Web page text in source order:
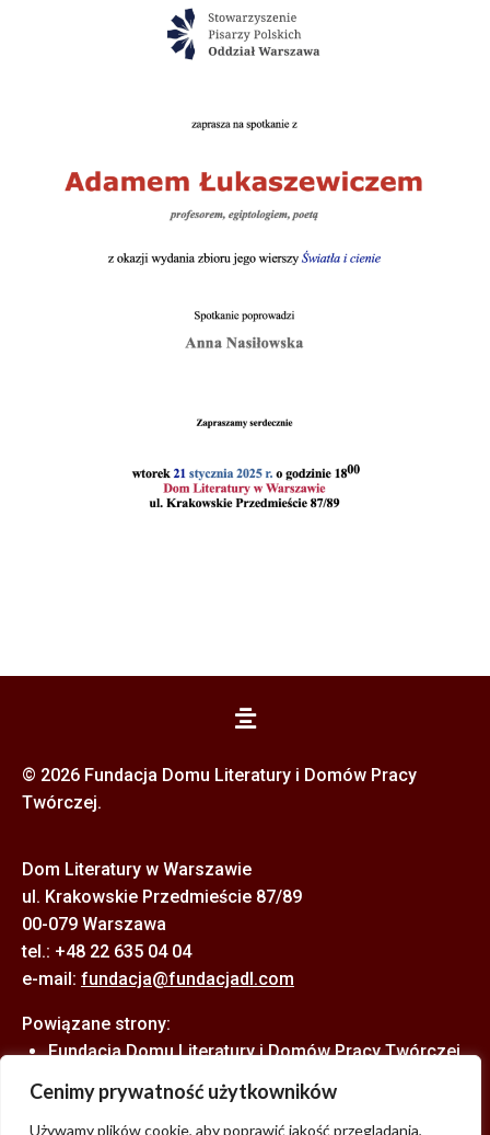
Cenimy prywatność użytkowników
Używamy plików cookie, aby poprawić jakość przeglądania,
© 2026 Fundacja Domu Literatury i Domów Pracy
Twórczej.
Dom Literatury w Warszawie
ul. Krakowskie Przedmieście 87/89
00-079 Warszawa
tel.: +48 22 635 04 04
e-mail: fundacja@fundacjadl.com
Powiązane strony:
Fundacja Domu Literatury i Domów Pracy Twórczej
Astoria – Willa Literatów w Zakopanem